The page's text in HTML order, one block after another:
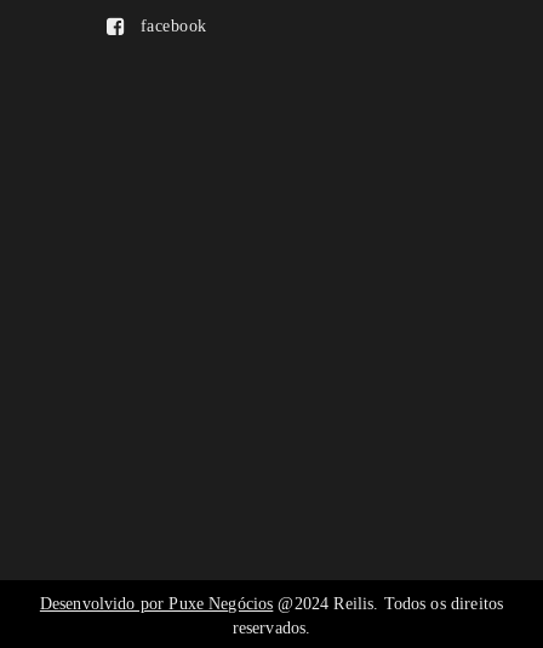
facebook
Desenvolvido por Puxe Negócios @2024 Reilis. Todos os direitos
reservados.